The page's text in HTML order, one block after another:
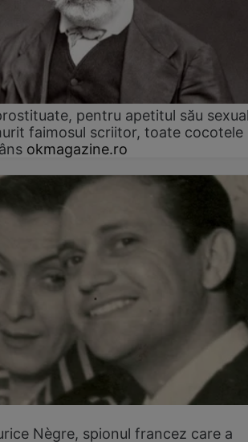
pentru apetitul său
faimosul scriitor, toate cocotele
okmagazine.ro
Nègre, spionul francez care a